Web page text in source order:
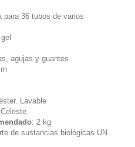
para 36 tubos de varios
agujas y guantes
Lavable
: 2 kg
de sustancias biológicas UN